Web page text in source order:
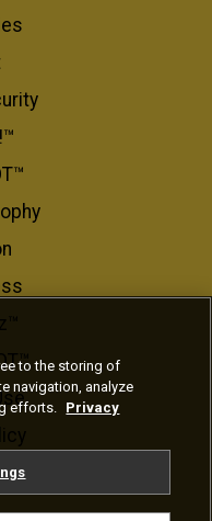
to the storing of
navigation, analyze
efforts. Privacy